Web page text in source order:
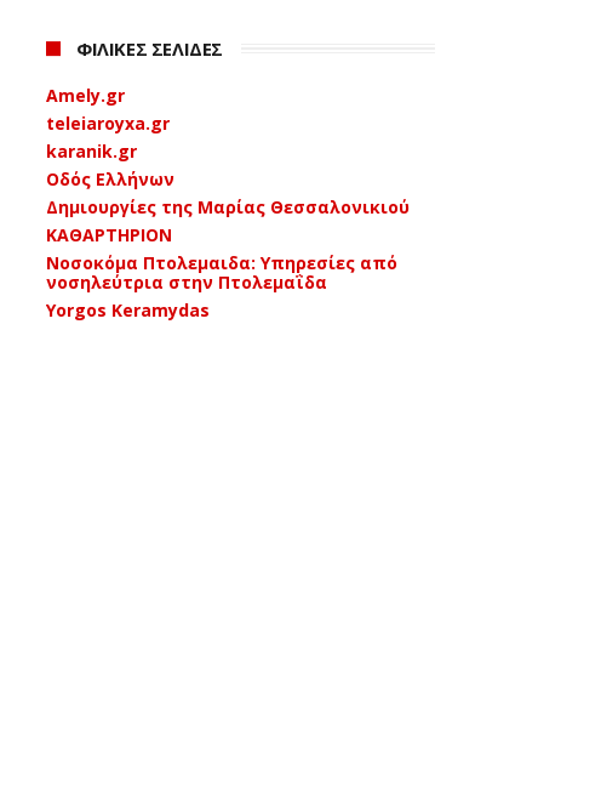
ΦΙΛΙΚΕΣ ΣΕΛΙΔΕΣ
Amely.gr
teleiaroyxa.gr
karanik.gr
Οδός Ελλήνων
Δημιουργίες της Μαρίας Θεσσαλονικιού
ΚΑΘΑΡΤΗΡΙΟΝ
Νοσοκόμα Πτολεμαιδα: Υπηρεσίες από
νοσηλεύτρια στην Πτολεμαΐδα
Yorgos Keramydas